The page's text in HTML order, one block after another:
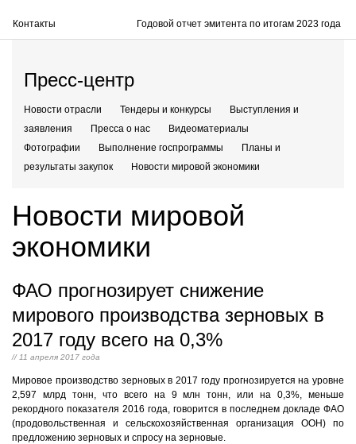
Контакты Годовой отчет эмитента по итогам 2023 года
Пресс-центр
Новости отрасли Тендеры и конкурсы
Выступления и
заявления
Пресса о нас
Видеоматериалы
Фотографии
Выполнение госпрограммы
Планы и
результаты закупок
Новости мировой экономики
Новости мировой
экономики
ФАО прогнозирует снижение
мирового производства зерновых в
2017 году всего на 0,3%
// 11 апреля 2017 года
Мировое производство зерновых в 2017 году прогнозируется на уровне
2,597 млрд тонн, что всего на 9 млн тонн, или на 0,3%, меньше
рекордного показателя 2016 года, говорится в последнем докладе ФАО
(продовольственная и сельскохозяйственная организация ООН) по
предложению зерновых и спросу на зерновые.